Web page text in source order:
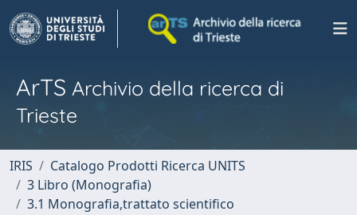
ArTS Archivio della ricerca di
Trieste
IRIS
Catalogo Prodotti Ricerca UNITS
3 Libro (Monografia)
3.1 Monografia,trattato scientifico